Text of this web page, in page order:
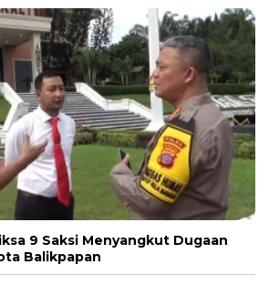
9 Saksi Menyangkut Dugaan
Balikpapan